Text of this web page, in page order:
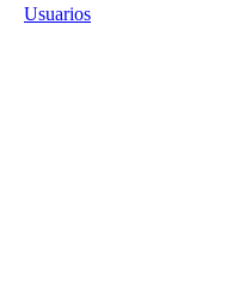
Usuarios